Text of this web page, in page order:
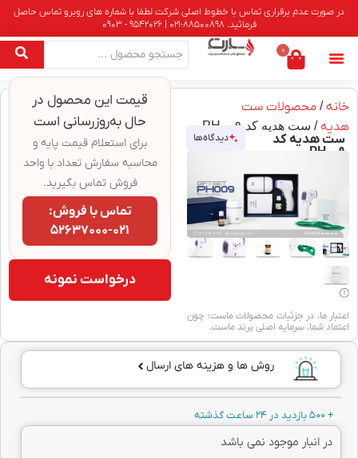
در صورت عدم برقراری تماس با خطوط اصلی شرکت لطفا با شماره های روبرو تماس حاصل
فرمائید. 88500898-021 | 9542026 - 0903
0
خانه/ محصولات ست
هدیه/ ست هدیه کد PH۰۰۹
ست هدیه کد
PH۰۰۹
دیدگاه‌ها
اعتبار ما، در جزئیات محصولات ماست؛ چون
اعتماد شما، سرمایه اصلی برند ماست.
قیمت این محصول در
حال به‌روزرسانی است
برای استعلام قیمت پایه و
محاسبه سفارش تعداد با واحد
فروش تماس بگیرید.
تماس با فروش:
۰۲۱-۵۲۶۳۷۰۰۰
درخواست نمونه
روش ها و هزینه های ارسال
+ 500 بازدید در 24 ساعت گذشته
در انبار موجود نمی باشد